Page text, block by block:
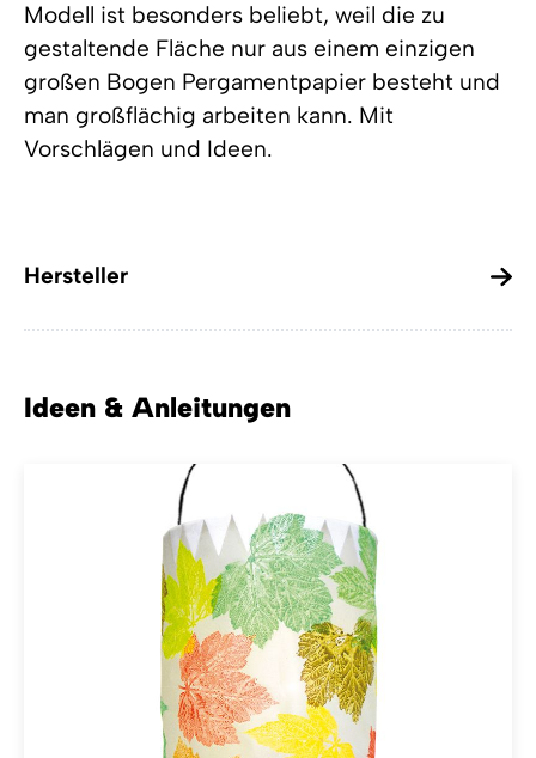
Modell ist besonders beliebt, weil die zu
gestaltende Fläche nur aus einem einzigen
großen Bogen Pergamentpapier besteht und
man großflächig arbeiten kann. Mit
Vorschlägen und Ideen.
Hersteller
Ideen & Anleitungen